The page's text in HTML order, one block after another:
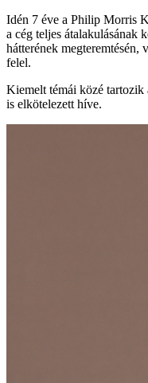
Idén 7 éve a Philip Morris
a cég teljes átalakulásának
hátterének megteremtésén,
felel.
Kiemelt témái közé tartozik
is elkötelezett híve.